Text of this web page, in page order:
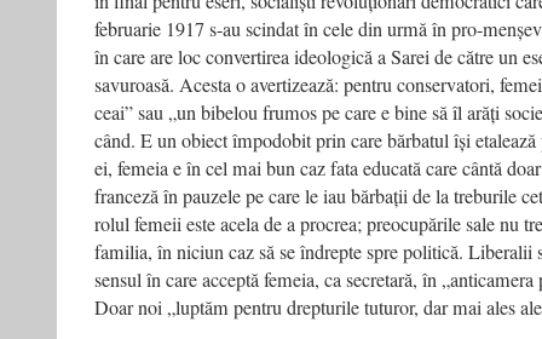
februarie 1917 s-au scindat în cele din urmă în pro-
în care are loc convertirea ideologică a Sarei de către un
savuroasă. Acesta o avertizează: pentru conservatori,
ceai” sau „un bibelou frumos pe care e bine să îl arăți
când. E un obiect împodobit prin care bărbatul își
ei, femeia e în cel mai bun caz fata educată care cântă
franceză în pauzele pe care le iau bărbații de la treburile
rolul femeii este acela de a procrea; preocupările sale nu
familia, în niciun caz să se îndrepte spre politică.
sensul în care acceptă femeia, ca secretară, în
Doar noi „luptăm pentru drepturile tuturor, dar mai ales